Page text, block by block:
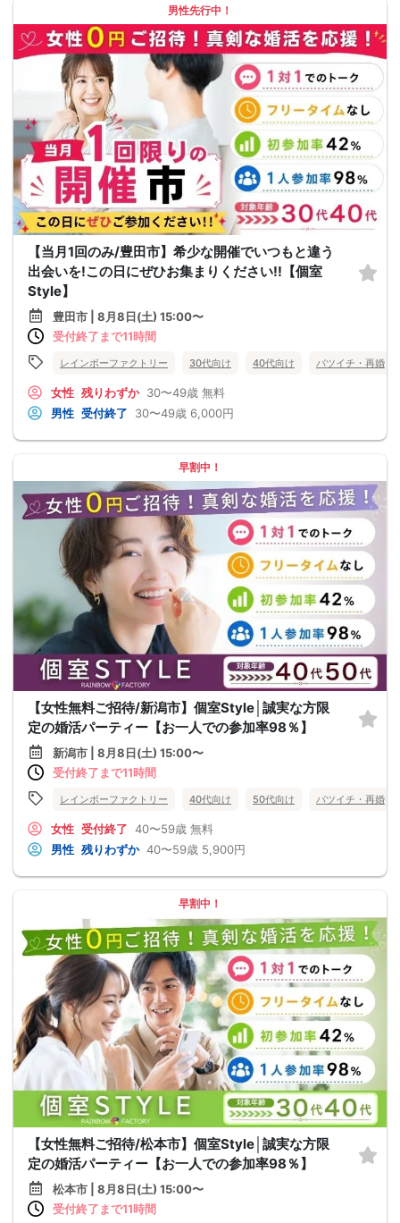
男性先行中！
【当月1回のみ/豊田市】希少な開催でいつもと違う
出会いを!この日にぜひお集まりください!!【個室
Style】
豊田市 | 8月8日(土) 15:00〜
受付終了まで11時間
レインボーファクトリー 30代向け 40代向け バツイチ・再婚
女性 残りわずか 30〜49歳 無料
男性 受付終了 30〜49歳 6,000円
早割中！
【女性無料ご招待/新潟市】個室Style│誠実な方限
定の婚活パーティー【お一人での参加率98％】
新潟市 | 8月8日(土) 15:00〜
受付終了まで11時間
レインボーファクトリー 40代向け 50代向け バツイチ・再婚
女性 受付終了 40〜59歳 無料
男性 残りわずか 40〜59歳 5,900円
早割中！
【女性無料ご招待/松本市】個室Style│誠実な方限
定の婚活パーティー【お一人での参加率98％】
松本市 | 8月8日(土) 15:00〜
受付終了まで11時間